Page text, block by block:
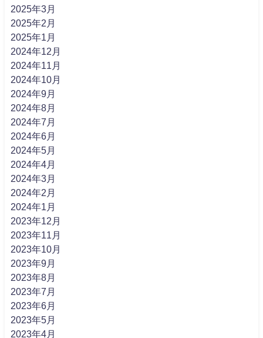
2025年3月
2025年2月
2025年1月
2024年12月
2024年11月
2024年10月
2024年9月
2024年8月
2024年7月
2024年6月
2024年5月
2024年4月
2024年3月
2024年2月
2024年1月
2023年12月
2023年11月
2023年10月
2023年9月
2023年8月
2023年7月
2023年6月
2023年5月
2023年4月